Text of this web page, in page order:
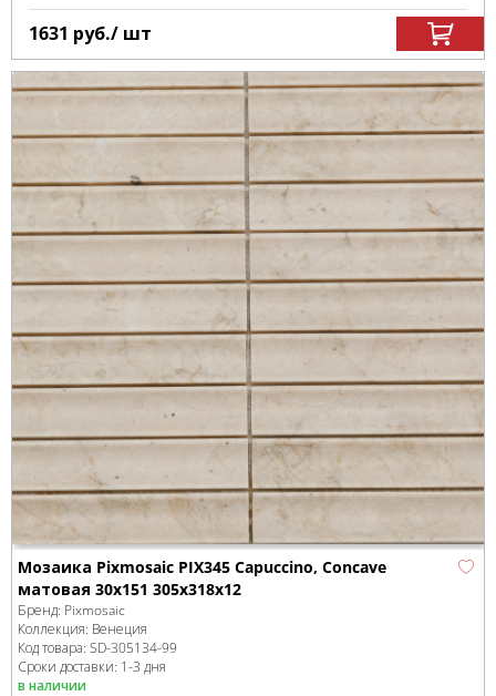
1631 руб./ шт
Мозаика Pixmosaic PIX345 Capuccino, Concave
матовая 30х151 305х318х12
Бренд: Pixmosaic
Коллекция: Венеция
Код товара: SD-305134-99
Сроки доставки: 1-3 дня
в наличии